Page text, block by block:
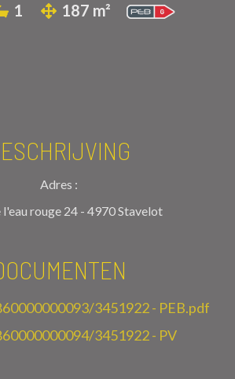
1 187 m²
Adres :
rouge 24 - 4970 Stavelot
3451922 - PEB.pdf
3451922 - PV